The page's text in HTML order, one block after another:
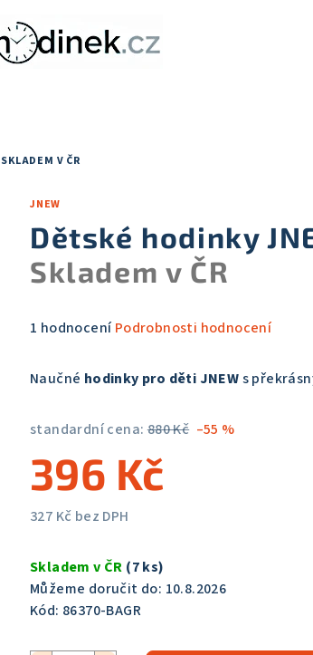
SKLADEM V ČR
JNEW
Dětské hodinky
Skladem v ČR
Průměrné
produktu
z
5
hvězdiček.
1 hodnocení Podrobnosti hodnocení
Naučné hodinky pro děti JNEWs
standardní cena: 880 Kč –55 %
396 Kč
327 Kč bez DPH
cena:
Skladem v ČR (7 ks)
Můžeme doručit do: 10.8.2026
Kód: 86370-BAGR